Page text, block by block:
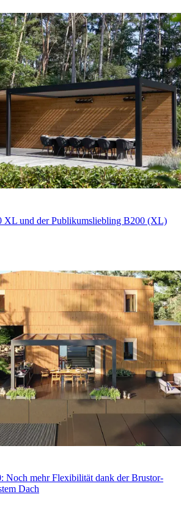
XL und der Publikumsliebling B200 (XL)
Noch mehr Flexibilität dank der Brustor-
Dach